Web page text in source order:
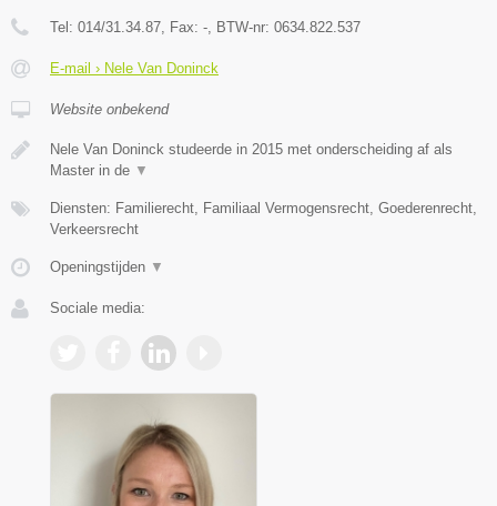
Tel: 014/31.34.87 , Fax: - , BTW-nr: 0634.822.537
E-mail › Nele Van Doninck
Website onbekend
Nele Van Doninck studeerde in 2015 met onderscheiding af als
Master in de ▼
Diensten: Familierecht, Familiaal Vermogensrecht, Goederenrecht,
Verkeersrecht
Openingstijden ▼
Sociale media: